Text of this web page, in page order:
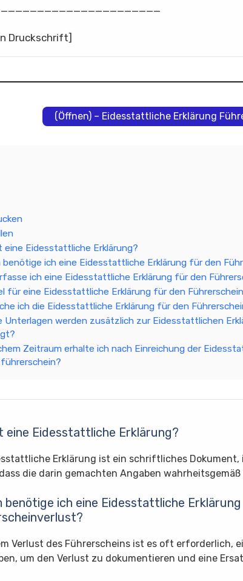
Druckschrift]
(Öffnen) – Eidesstattliche Erklärung
eine Eidesstattliche Erklärung?
benötige ich eine Eidesstattliche Erklärung für den
ich eine Eidesstattliche Erklärung für den
für eine Eidesstattliche Erklärung für den
ich die Eidesstattliche Erklärung für den
Unterlagen werden zusätzlich zur Eidesstattlichen
Zeitraum erhalte ich nach Einreichung der
eine Eidesstattliche Erklärung?
Erklärung ist ein schriftliches Dokument,
die darin gemachten Angaben
benötige ich eine Eidesstattliche
Verlust des Führerscheins ist es oft erforderlich,
um den Verlust zu dokumentieren und eine